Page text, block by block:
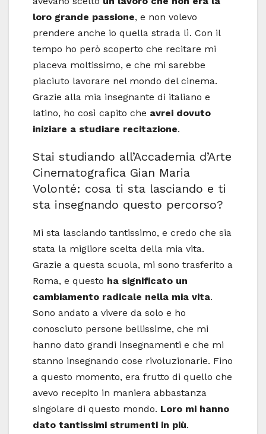
loro grande passione, e non volevo
prendere anche io quella strada lì. Con il
tempo ho però scoperto che recitare mi
piaceva moltissimo, e che mi sarebbe
piaciuto lavorare nel mondo del cinema.
Grazie alla mia insegnante di italiano e
latino, ho così capito che avrei dovuto
iniziare a studiare recitazione.
Stai studiando all’Accademia d’Arte
Cinematografica Gian Maria
Volonté: cosa ti sta lasciando e ti
sta insegnando questo percorso?
Mi sta lasciando tantissimo, e credo che sia
stata la migliore scelta della mia vita.
Grazie a questa scuola, mi sono trasferito a
Roma, e questo ha significato un
cambiamento radicale nella mia vita.
Sono andato a vivere da solo e ho
conosciuto persone bellissime, che mi
hanno dato grandi insegnamenti e che mi
stanno insegnando cose rivoluzionarie. Fino
a questo momento, era frutto di quello che
avevo recepito in maniera abbastanza
singolare di questo mondo. Loro mi hanno
dato tantissimi strumenti in più.